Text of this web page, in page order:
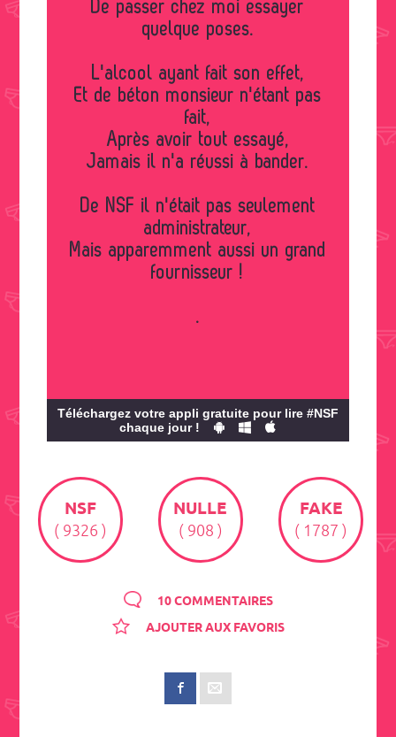
De passer chez moi essayer
quelque poses.
L'alcool ayant fait son effet,
Et de béton monsieur n'étant pas
fait,
Après avoir tout essayé,
Jamais il n'a réussi à bander.
De NSF il n'était pas seulement
administrateur,
Mais apparemment aussi un grand
fournisseur !
.
Téléchargez votre appli gratuite pour lire #NSF
chaque jour !
NSF
( 9326 )
NULLE
( 908 )
FAKE
( 1787 )
10 COMMENTAIRES
AJOUTER AUX FAVORIS